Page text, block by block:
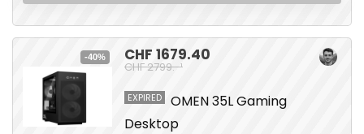
-40% CHF 1679.40
CHF 2799.-¹
EXPIRED
OMEN 35L Gaming
Desktop